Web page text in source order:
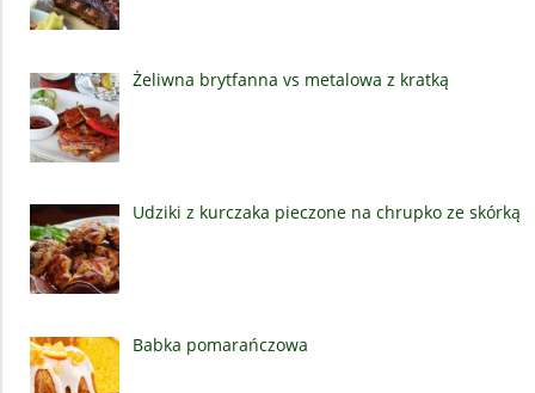
Żeliwna brytfanna vs metalowa z kratką
Udziki z kurczaka pieczone na chrupko ze skórką
Babka pomarańczowa